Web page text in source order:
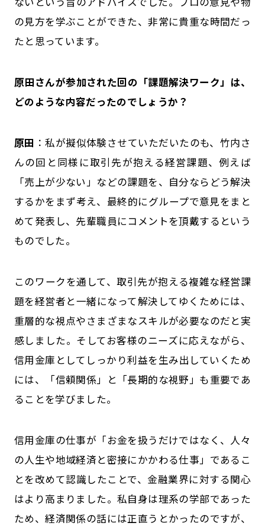
の見方を学ぶことができた、非常に貴重な時間だっ
たと思っています。
――原田さんが参加された回の「課題解決ワーク」は、
どのような内容だったのでしょうか？
原田 ：私が擬似体験させていただいたのも、竹内さ
んの回と同様に取引先が抱える経営課題、例えば
「売上が少ない」などの課題を、自分ならどう解決
するかをまず考え、最終的にグループで意見をまと
めて発表し、先輩職員にコメントを頂戴するという
ものでした。
このワークを通して、取引先が抱える複雑な経営課
題を経営者と一緒になって解決してゆくためには、
重層的な視点やさまざまなスキルが必要なのだと実
感しました。そしてお客様のニーズに応えながら、
信用金庫としてしっかり利益を生み出していくため
には、「信頼関係」と「長期的な視野」も重要であ
ることを学びました。
信用金庫の仕事が「お金を扱うだけではなく、人々
の人生や地域経済と密接にかかわる仕事」であるこ
とを改めて認識したことで、金融業界に対する関心
はより高まりました。私自身は理系の学部であった
ため、経済関係の話には正直うとかったのですが、